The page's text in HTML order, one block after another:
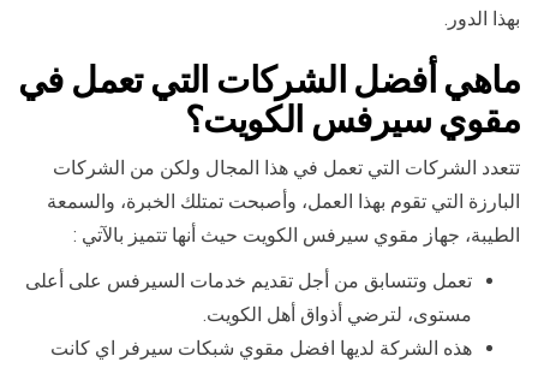
بهذا الدور.
ماهي أفضل الشركات التي تعمل في
مقوي سيرفس الكويت؟
تتعدد الشركات التي تعمل في هذا المجال ولكن من الشركات
البارزة التي تقوم بهذا العمل، وأصبحت تمتلك الخبرة، والسمعة
الطيبة، جهاز مقوي سيرفس الكويت حيث أنها تتميز بالآتي :
تعمل وتتسابق من أجل تقديم خدمات السيرفس على أعلى
مستوى، لترضي أذواق أهل الكويت.
هذه الشركة لديها افضل مقوي شبكات سيرفر اي كانت